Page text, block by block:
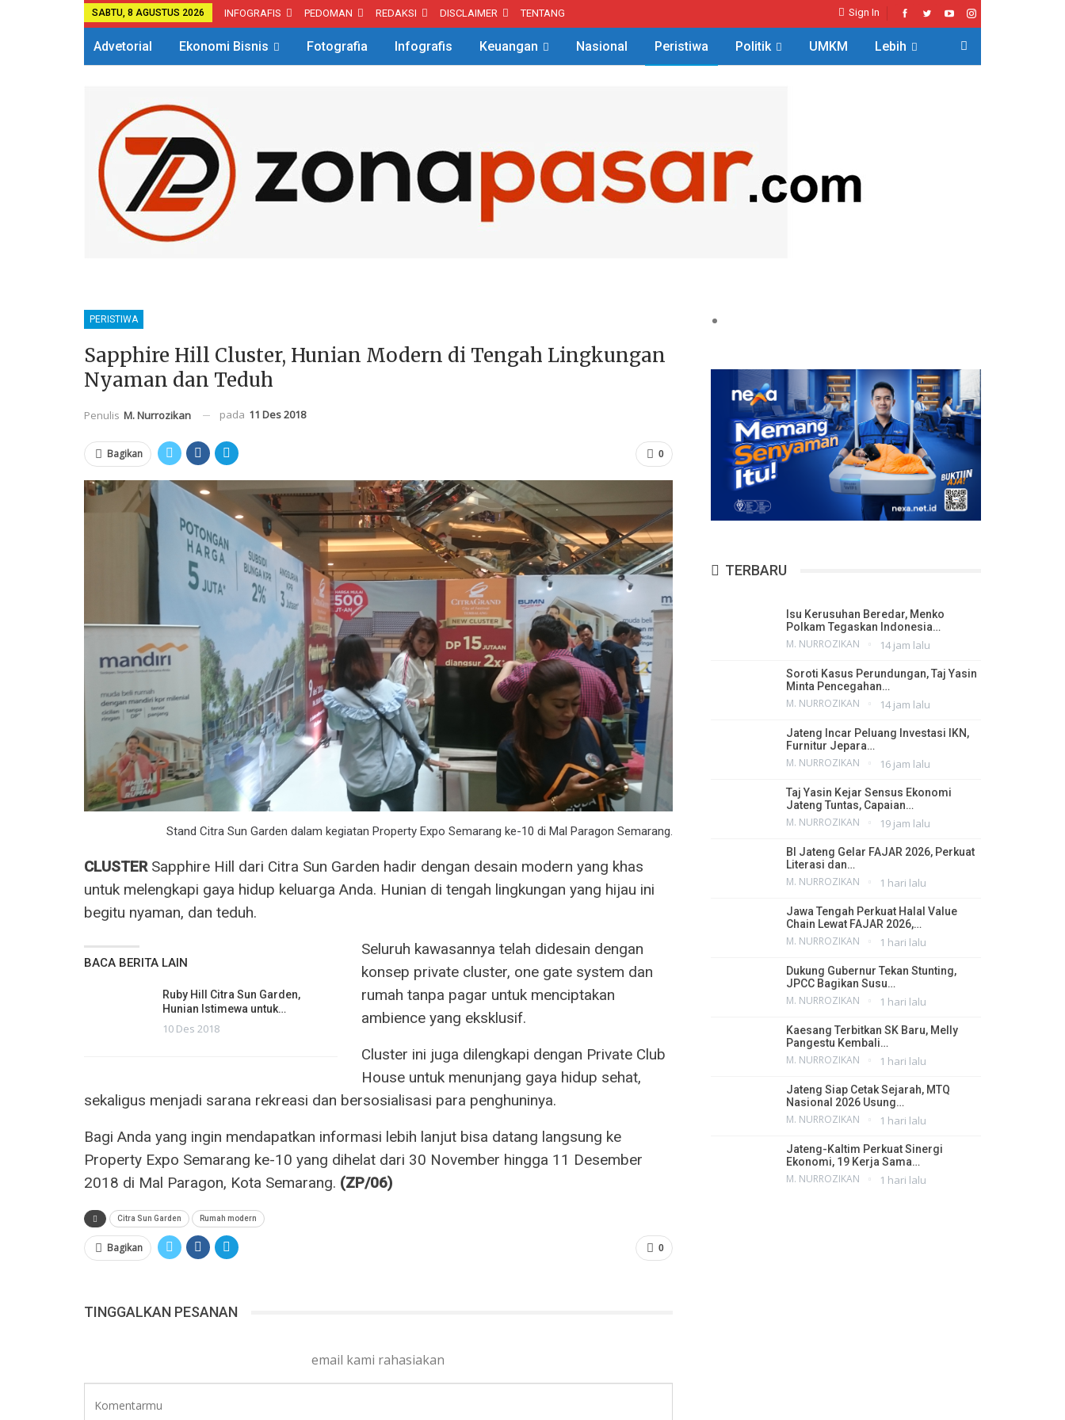
Sign In
SABTU, 8 AGUSTUS 2026 INFOGRAFIS PEDOMAN REDAKSI DISCLAIMER TENTANG
Advetorial Ekonomi Bisnis Fotografia Infografis Keuangan Nasional Peristiwa Politik UMKM Lebih
PERISTIWA
Sapphire Hill Cluster, Hunian Modern di Tengah Lingkungan
Nyaman dan Teduh
Penulis M. Nurrozikan pada 11 Des 2018
0
Bagikan
Stand Citra Sun Garden dalam kegiatan Property Expo Semarang ke-10 di Mal Paragon Semarang.
CLUSTERSapphire Hill dari Citra Sun Garden hadir dengan desain modern yang khas
untuk melengkapi gaya hidup keluarga Anda. Hunian di tengah lingkungan yang hijau ini
begitu nyaman, dan teduh.
BACA BERITA LAIN
Ruby Hill Citra Sun Garden,
Hunian Istimewa untuk…
10 Des 2018
Seluruh kawasannya telah didesain dengan
konsep private cluster, one gate system dan
rumah tanpa pagar untuk menciptakan
ambience yang eksklusif.
Cluster ini juga dilengkapi dengan Private Club
House untuk menunjang gaya hidup sehat,
sekaligus menjadi sarana rekreasi dan bersosialisasi para penghuninya.
Bagi Anda yang ingin mendapatkan informasi lebih lanjut bisa datang langsung ke
Property Expo Semarang ke-10 yang dihelat dari 30 November hingga 11 Desember
2018 di Mal Paragon, Kota Semarang. (ZP/06)
Citra Sun Garden Rumah modern
0
Bagikan
TINGGALKAN PESANAN
email kami rahasiakan
TERBARU
Isu Kerusuhan Beredar, Menko
Polkam Tegaskan Indonesia…
M. NURROZIKAN 14 jam lalu
Soroti Kasus Perundungan, Taj Yasin
Minta Pencegahan…
M. NURROZIKAN 14 jam lalu
Jateng Incar Peluang Investasi IKN,
Furnitur Jepara…
M. NURROZIKAN 16 jam lalu
Taj Yasin Kejar Sensus Ekonomi
Jateng Tuntas, Capaian…
M. NURROZIKAN 19 jam lalu
BI Jateng Gelar FAJAR 2026, Perkuat
Literasi dan…
M. NURROZIKAN 1 hari lalu
Jawa Tengah Perkuat Halal Value
Chain Lewat FAJAR 2026,…
M. NURROZIKAN 1 hari lalu
Dukung Gubernur Tekan Stunting,
JPCC Bagikan Susu…
M. NURROZIKAN 1 hari lalu
Kaesang Terbitkan SK Baru, Melly
Pangestu Kembali…
M. NURROZIKAN 1 hari lalu
Jateng Siap Cetak Sejarah, MTQ
Nasional 2026 Usung…
M. NURROZIKAN 1 hari lalu
Jateng-Kaltim Perkuat Sinergi
Ekonomi, 19 Kerja Sama…
M. NURROZIKAN 1 hari lalu